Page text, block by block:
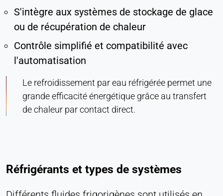
S'intègre aux systèmes de stockage de glace
ou de récupération de chaleur
Contrôle simplifié et compatibilité avec
l'automatisation
Le refroidissement par eau réfrigérée permet une
grande efficacité énergétique grâce au transfert
de chaleur par contact direct.
Réfrigérants et types de systèmes
Name:
_li_id.#, _li_id.#.expires, _li_ses.#,
snowplowOutQueue_#_post2,
snowplowOutQue_#_post2.expires
Leadinfo B.V.
Purpose:
Identification de l'entreprise (B2B)
Hotjar
Name: